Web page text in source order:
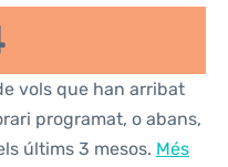
vols que han arribat
programat, o abans,
últims 3 mesos. Més